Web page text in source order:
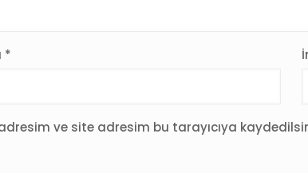
*
ve site adresim bu tarayıcıya